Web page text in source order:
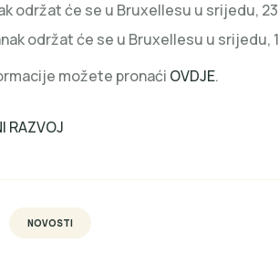
održat će se u Bruxellesu u srijedu,
održat će se u Bruxellesu u srijedu,
možete pronaći OVDJE.
RAZVOJ
NOVOSTI